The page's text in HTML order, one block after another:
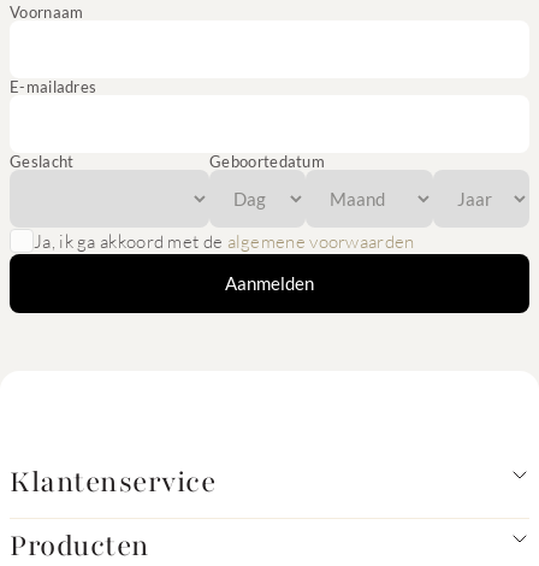
Voornaam
E-mailadres
Geslacht Geboortedatum
Ja, ik ga akkoord met de algemene voorwaarden
Aanmelden
Klantenservice
Producten